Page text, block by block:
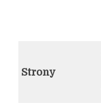
Strony